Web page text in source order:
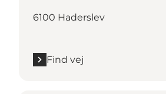
6100 Haderslev
Find vej